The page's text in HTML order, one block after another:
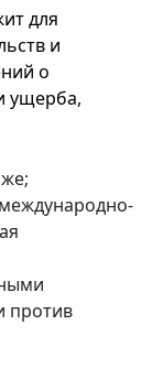
для
и
о
ущерба,
против